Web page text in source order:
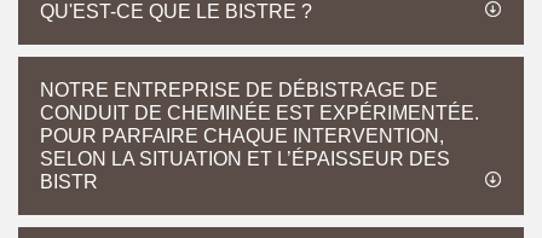
QU'EST-CE QUE LE BISTRE ?
NOTRE ENTREPRISE DE DÉBISTRAGE DE
CONDUIT DE CHEMINÉE EST EXPÉRIMENTÉE.
POUR PARFAIRE CHAQUE INTERVENTION,
SELON LA SITUATION ET L’ÉPAISSEUR DES
BISTR